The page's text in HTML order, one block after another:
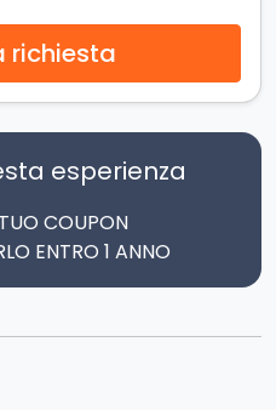
richiesta
esperienza
COUPON
ENTRO 1 ANNO